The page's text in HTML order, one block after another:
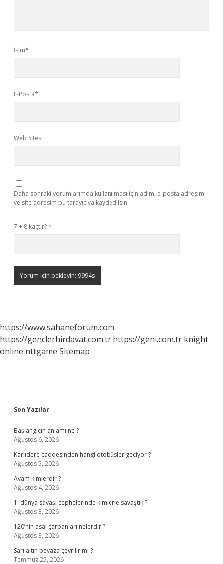
İsim*
E-Posta*
Web Sitesi
Daha sonraki yorumlarımda kullanılması için adım, e-posta adresim
ve site adresim bu tarayıcıya kaydedilsin.
7 + 8 kaçtır?*
https://www.sahaneforum.com
https://genclerhirdavat.com.tr https://geni.com.tr knight
online nttgame Sitemap
Sidebar
Son Yazılar
Başlangıcın anlamı ne ?
Ağustos 6, 2026
Karlıdere caddesinden hangi otobüsler geçiyor ?
Ağustos 5, 2026
Avam kimlerdir ?
Ağustos 4, 2026
1. dünya savaşı cephelerinde kimlerle savaştık ?
Ağustos 3, 2026
120’nin asal çarpanları nelerdir ?
Ağustos 3, 2026
Sarı altın beyaza çevrilir mi ?
Temmuz 25, 2026